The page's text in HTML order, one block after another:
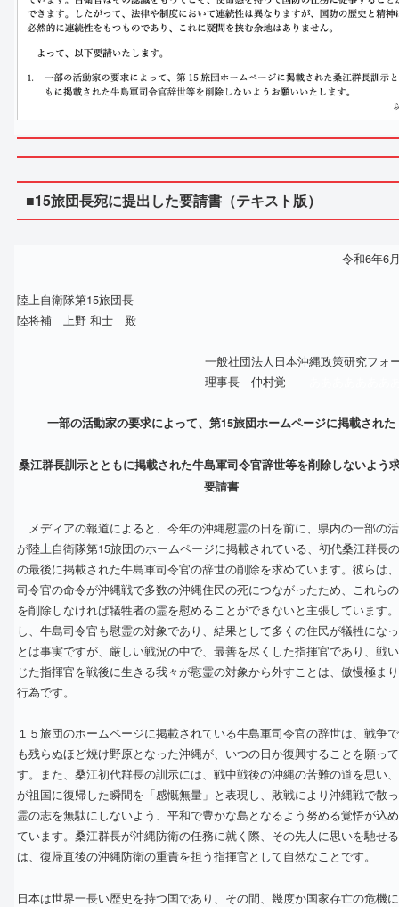
■15旅団長宛に提出した要請書（テキスト版）
令和6年6
陸上自衛隊第15旅団長
陸将補 上野 和士 殿
一般社団法人日本沖縄政策研究フォ
理事長 仲村覚
一部の活動家の要求によって、第15旅団ホームページに掲載された
桑江群長訓示とともに掲載された牛島軍司令官辞世等を削除しないよう
要請書
メディアの報道によると、今年の沖縄慰霊の日を前に、県内の一部の
が陸上自衛隊第15旅団のホームページに掲載されている、初代桑江群長
の最後に掲載された牛島軍司令官の辞世の削除を求めています。彼らは
司令官の命令が沖縄戦で多数の沖縄住民の死につながったため、これら
を削除しなければ犠牲者の霊を慰めることができないと主張しています
し、牛島司令官も慰霊の対象であり、結果として多くの住民が犠牲にな
とは事実ですが、厳しい戦況の中で、最善を尽くした指揮官であり、戦
じた指揮官を戦後に生きる我々が慰霊の対象から外すことは、傲慢極ま
行為です。
１５旅団のホームページに掲載されている牛島軍司令官の辞世は、戦争
も残らぬほど焼け野原となった沖縄が、いつの日か復興することを願っ
す。また、桑江初代群長の訓示には、戦中戦後の沖縄の苦難の道を思い
が祖国に復帰した瞬間を「感慨無量」と表現し、敗戦により沖縄戦で散
霊の志を無駄にしないよう、平和で豊かな島となるよう努める覚悟が込
ています。桑江群長が沖縄防衛の任務に就く際、その先人に思いを馳せ
は、復帰直後の沖縄防衛の重責を担う指揮官として自然なことです。
日本は世界一長い歴史を持つ国であり、その間、幾度か国家存亡の危機